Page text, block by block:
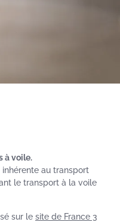
à voile.
au transport
le transport à la voile
sur le site de France 3